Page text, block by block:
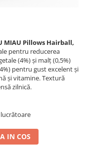
MIAU Pillows Hairball,
pentru reducerea
(4%) și malț (0,5%)
pentru gust excelent și
și vitamine. Textură
zilnică.
lucrătoare
IN COS